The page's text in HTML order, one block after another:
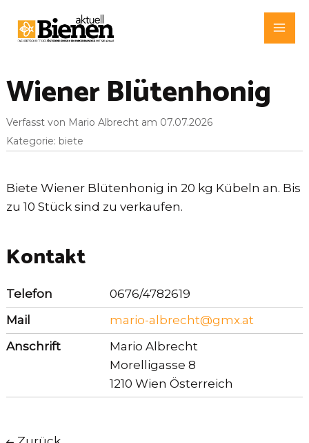
Inhalt
springen
Wiener Blütenhonig
Verfasst von Mario Albrecht am 07.07.2026
Kategorie: biete
Biete Wiener Blütenhonig in 20 kg Kübeln an. Bis
zu 10 Stück sind zu verkaufen.
Kontakt
Telefon
0676/4782619
Mail
mario-albrecht@gmx.at
Anschrift
Mario Albrecht
Morelligasse 8
1210 Wien Österreich